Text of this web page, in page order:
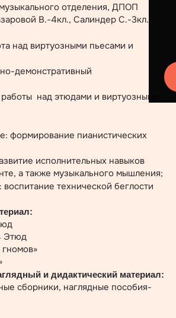
отделения, ДПОП
В.-4кл., Салиндер С.-3кл.,
над виртуозными пьесами и
демонстративный
над этюдами и виртуозными
формирование пианистических
исполнительных навыков
а также музыкального мышления;
воспитание технической беглости
Этюд
и дидактический материал:
сборники, наглядные пособия-